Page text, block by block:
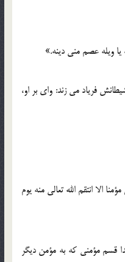
ویله عصم منی دینه.»
فریاد می زند: وای بر او،
الا انتقم الله تعالی منه یوم
قسم مؤمنی که به مؤمن دیگر